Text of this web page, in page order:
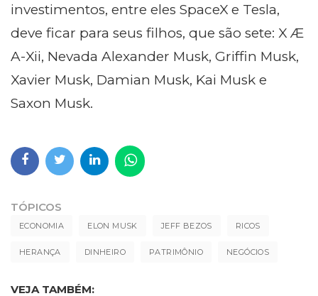
investimentos, entre eles SpaceX e Tesla,
deve ficar para seus filhos, que são sete: X Æ
A-Xii, Nevada Alexander Musk, Griffin Musk,
Xavier Musk, Damian Musk, Kai Musk e
Saxon Musk.
TÓPICOS
ECONOMIA ELON MUSK JEFF BEZOS RICOS
HERANÇA DINHEIRO PATRIMÔNIO NEGÓCIOS
VEJA TAMBÉM: